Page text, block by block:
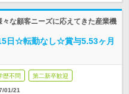
な顧客ニーズに応えてきた産業機
日☆転勤なし☆賞与5.53ヶ月
歴不問 第二新卒歓迎
01/21